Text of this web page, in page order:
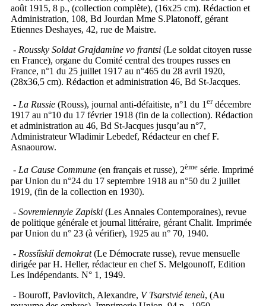
août 1915, 8 p., (collection complète), (16x25 cm). Rédaction et
Administration, 108, Bd Jourdan Mme S.Platonoff, gérant
Etiennes Deshayes, 42, rue de Maistre.
- Roussky Soldat Grajdamine vo frantsi (Le soldat citoyen russe
en France), organe du Comité central des troupes russes en
France, n°1 du 25 juillet 1917 au n°465 du 28 avril 1920,
(28x36,5 cm). Rédaction et administration 46, Bd St-Jacques.
- La Russie (Rouss), journal anti-défaitiste, n°1 du 1 erdécembre
1917 au n°10 du 17 février 1918 (fin de la collection). Rédaction
et administration au 46, Bd St-Jacques jusqu’au n°7,
Administrateur Wladimir Lebedef, Rédacteur en chef F.
Asnaourow.
- La Cause Commune (en français et russe), 2ème série. Imprimé
par Union du n°24 du 17 septembre 1918 au n°50 du 2 juillet
1919, (fin de la collection en 1930).
- Sovremiennyie Zapiski (Les Annales Contemporaines), revue
de politique générale et journal littéraire, gérant Chalit. Imprimée
par Union du n° 23 (à vérifier), 1925 au n° 70, 1940.
- Rossiïskiï demokrat(Le Démocrate russe), revue mensuelle
dirigée par H. Heller, rédacteur en chef S. Melgounoff, Edition
Les Indépendants. N° 1, 1949.
- Bouroff, Pavlovitch, Alexandre, V Tsarstvié teneù, (Au